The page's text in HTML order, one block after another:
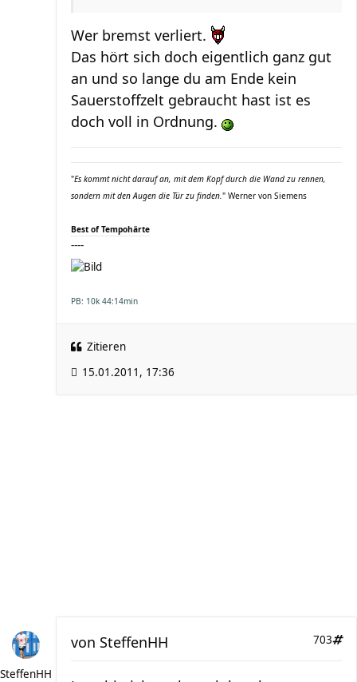
Wer bremst verliert.
Das hört sich doch eigentlich ganz gut
an und so lange du am Ende kein
Sauerstoffzelt gebraucht hast ist es
doch voll in Ordnung.
"Es kommt nicht darauf an, mit dem Kopf durch die Wand zu rennen,
sondern mit den Augen die Tür zu finden." Werner von Siemens
Best of Tempohärte
----
PB: 10k 44:14min
Zitieren
15.01.2011, 17:36
SteffenHH
703
von SteffenHH